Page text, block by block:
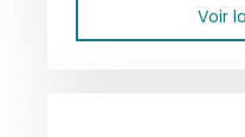
Voir